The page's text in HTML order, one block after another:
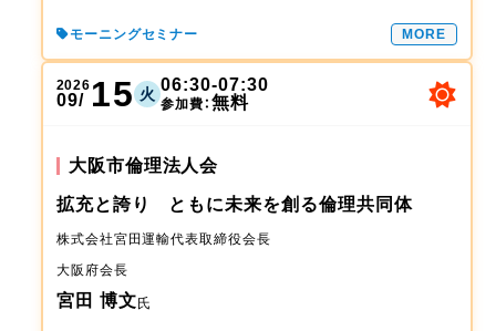
モーニングセミナー MORE
2026
09/ 15 火 06:30-07:30
参加費：無料
大阪市倫理法人会
拡充と誇り ともに未来を創る倫理共同体
株式会社宮田運輸代表取締役会長
大阪府会長
宮田 博文氏